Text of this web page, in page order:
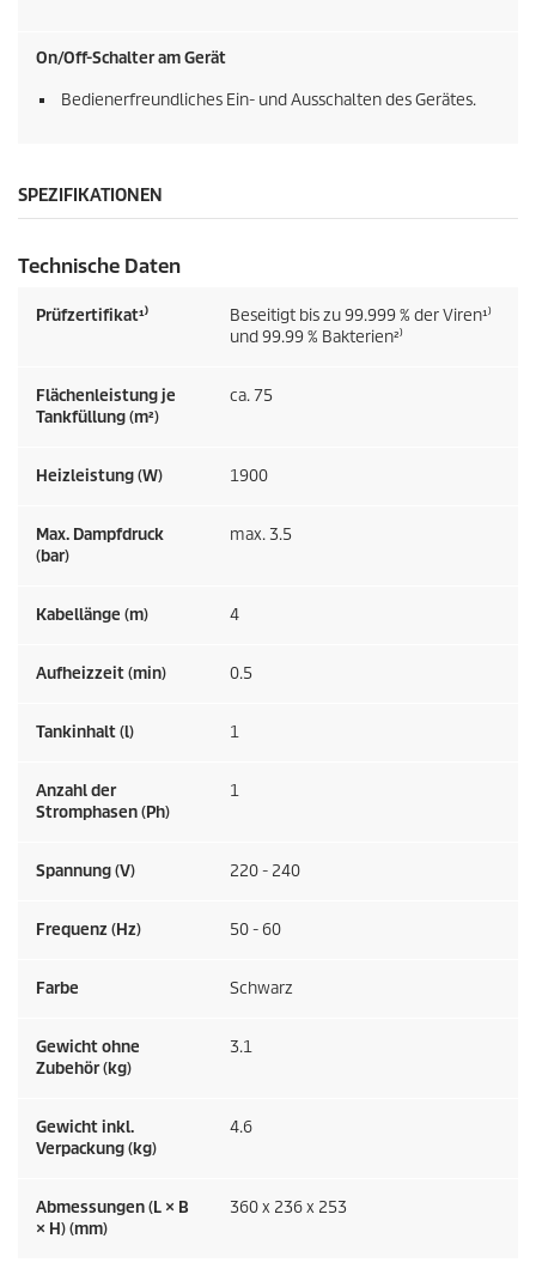
On/Off-Schalter am Gerät
Bedienerfreundliches Ein- und Ausschalten des Gerätes.
SPEZIFIKATIONEN
Technische Daten
Prüfzertifikat¹⁾
Beseitigt bis zu 99.999 % der Viren¹⁾
und 99.99 % Bakterien²⁾
Flächenleistung je
Tankfüllung (m²)
ca. 75
Heizleistung (W) 1900
Max. Dampfdruck
(bar)
max. 3.5
Kabellänge (m) 4
Aufheizzeit (min) 0.5
Tankinhalt (l) 1
Anzahl der
Stromphasen (Ph)
1
Spannung (V) 220 - 240
Frequenz (Hz) 50 - 60
Farbe Schwarz
Gewicht ohne
Zubehör (kg)
3.1
Gewicht inkl.
Verpackung (kg)
4.6
Abmessungen (L × B
× H) (mm)
360 x 236 x 253